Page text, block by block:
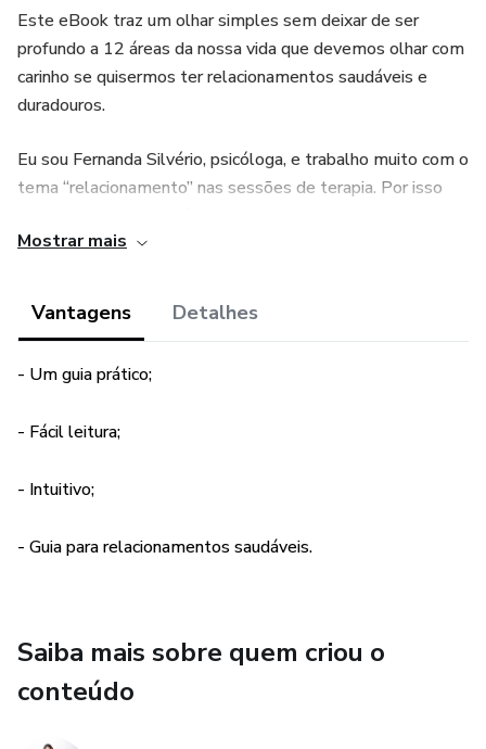
Este eBook traz um olhar simples sem deixar de ser
profundo a 12 áreas da nossa vida que devemos olhar com
carinho se quisermos ter relacionamentos saudáveis e
duradouros.
Eu sou Fernanda Silvério, psicóloga, e trabalho muito com o
tema “relacionamento” nas sessões de terapia. Por isso
aqui nesse e-book.
Mostrar mais
Vantagens Detalhes
- Um guia prático;
- Fácil leitura;
- Intuitivo;
- Guia para relacionamentos saudáveis.
Saiba mais sobre quem criou o
conteúdo